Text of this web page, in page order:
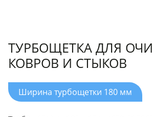
ТУРБОЩЕТКА ДЛЯ
КОВРОВ И СТЫКОВ
Ширина турбощетки 180 мм